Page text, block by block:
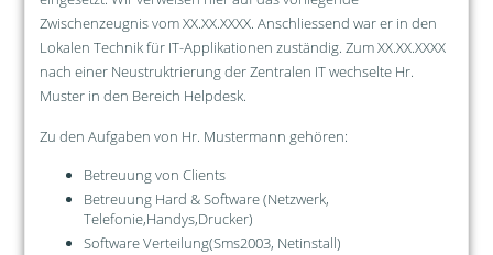
Zwischenzeugnis vom XX.XX.XXXX. Anschliessend war er in den
Lokalen Technik für IT-Applikationen zuständig. Zum XX.XX.XXXX
nach einer Neustruktrierung der Zentralen IT wechselte Hr.
Muster in den Bereich Helpdesk.
Zu den Aufgaben von Hr. Mustermann gehören:
Betreuung von Clients
Betreuung Hard & Software (Netzwerk,
Telefonie,Handys,Drucker)
Software Verteilung(Sms2003, Netinstall)